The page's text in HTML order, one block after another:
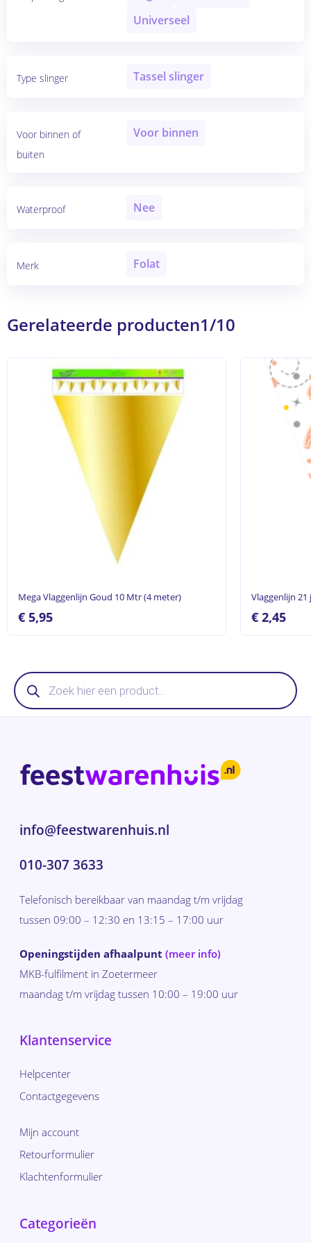
Universeel
Type slinger Tassel slinger
Voor binnen of
buiten
Voor binnen
Waterproof Nee
Merk Folat
Gerelateerde producten1/10
Mega Vlaggenlijn Goud 10 Mtr (4 meter)
€ 5,95
Vlaggenlijn 21
€ 2,45
Producten
zoeken
info@feestwarenhuis.nl
010-307 3633
Telefonisch bereikbaar van maandag t/m vrijdag
tussen 09:00 – 12:30 en 13:15 – 17:00 uur
Openingstijden afhaalpunt (meer info)
MKB-fulfilment in Zoetermeer
maandag t/m vrijdag tussen 10:00 – 19:00 uur
Klantenservice
Helpcenter
Contactgegevens
Mijn account
Retourformulier
Klachtenformulier
Categorieën